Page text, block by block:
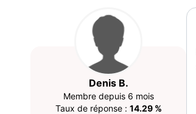
Denis B.
Membre depuis 6 mois
Taux de réponse : 14.29 %